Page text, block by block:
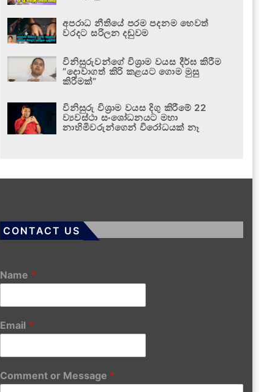
අපරාධ නීතියේ පරම පදනම හෙවත්
වරදට සරිලන දඬුවම
විනිසුරුවන්ගේ විශ්‍රාම වයස දීර්ඝ කිරීම
“දොවාගත් කිරි කළයට ගොම මුසු
කිරීමක්”
විනිසුරු විශ්‍රාම වයස දිගු කිරීමේ 22
ව්‍යවස්ථා සංශෝධනයට මහා
නාහිමිවරුන්ගෙන් විරෝධයක් නෑ
CONTACT US
Name *
Email *
Comment or Message *